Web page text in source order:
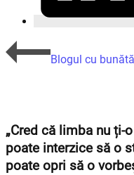
Blogul cu
„Cred că limba nu ți-
poate interzice să o
poate opri să o